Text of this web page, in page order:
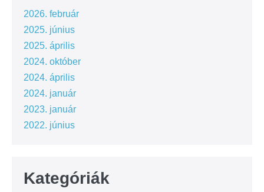
2026. február
2025. június
2025. április
2024. október
2024. április
2024. január
2023. január
2022. június
Kategóriák